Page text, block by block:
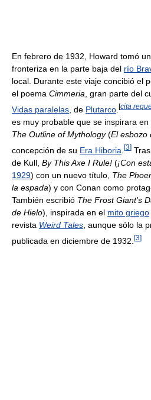
En febrero de 1932, Howard tomó
fronteriza en la parte baja del río
local. Durante este viaje concibió el
el poema Cimmeria, gran parte del
Vidas paralelas , de Plutarco [cita
es muy probable que se inspirara
The Outline of Mythology(El esbozo
concepción de su Era Hiboria [3]
de Kull, By This Axe I Rule! (¡Con
1929) con un nuevo título, The
la espada) y con Conan como
También escribió The Frost Giant's
de Hielo), inspirada en el mito griego
revista Weird Tales , aunque sólo la
publicada en diciembre de 1932. [3]